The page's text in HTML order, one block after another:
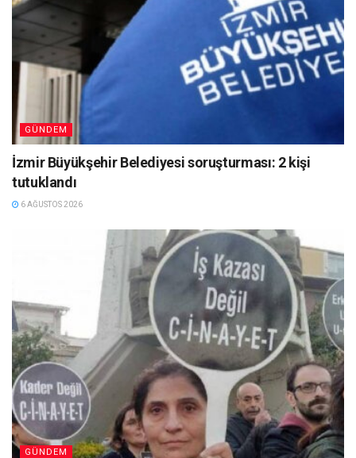
GÜNDEM
İzmir Büyükşehir Belediyesi soruşturması: 2 kişi
tutuklandı
6 AĞUSTOS 2026
GÜNDEM